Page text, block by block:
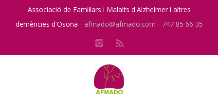
Associació de Familiars i Malalts d'Alzheimer i altres
demències d'Osona - afmado@afmado.com - 747 85 66 35